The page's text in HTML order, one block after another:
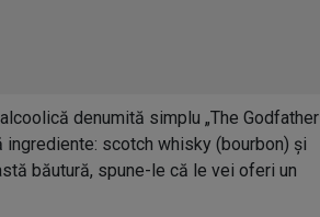
denumită simplu „The Godfather
ingrediente: scotch whisky (bourbon) și
băutură, spune-le că le vei oferi un